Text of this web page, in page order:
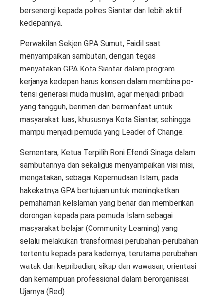
bersenergi kepada polres Siantar dan lebih aktif
kedepannya.
Perwakilan Sekjen GPA Sumut, Faidil saat
menyampaikan sambutan, dengan tegas
menyatakan GPA Kota Siantar dalam program
kerjanya kedepan harus kon­sen dalam membina po­
tensi generasi muda muslim, agar menjadi pribadi
yang tangguh, beri­man dan bermanfaat untuk
masya­rakat luas, khususnya Kota Siantar, sehingga
mampu menjadi pemuda yang Leader of Change.
Sementara, Ketua Terpilih Roni Efendi Sinaga dalam
sambutannya dan sekaligus menyampaikan visi misi,
mengatakan, sebagai Kepemudaan Islam, pada
hakekatnya GPA bertujuan untuk meningkatkan
pemahaman keIslaman yang benar dan memberikan
dorongan kepada para pemuda Islam sebagai
masyarakat belajar (Community Learning) yang
selalu melakukan transformasi perubahan-perubahan
tertentu kepada para kadernya, terutama perubahan
watak dan kepribadian, sikap dan wawasan, orientasi
dan kemampuan professional dalam berorganisasi.
Ujarnya (Red)